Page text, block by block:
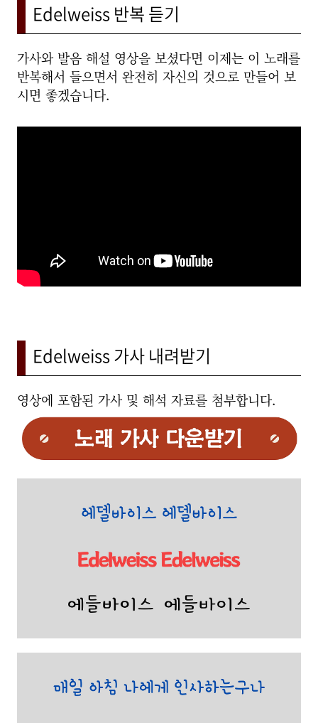
Edelweiss 반복 듣기
가사와 발음 해설 영상을 보셨다면 이제는 이 노래를
반복해서 들으면서 완전히 자신의 것으로 만들어 보
시면 좋겠습니다.
Edelweiss 가사 내려받기
영상에 포함된 가사 및 해석 자료를 첨부합니다.